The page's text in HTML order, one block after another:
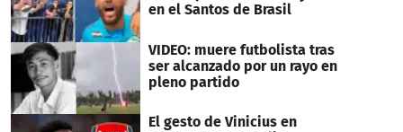
en el Santos de Brasil
VIDEO: muere futbolista tras
ser alcanzado por un rayo en
pleno partido
El gesto de Vinicius en